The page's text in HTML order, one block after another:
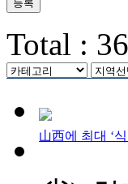
Total :
山西에 최대 ‘